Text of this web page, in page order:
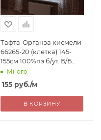
Тафта-Органза кисмели
66265-20 (клетка) 145-
155см 100%пэ б/ут. Б/Б
Турция 155= уценка
Много
155руб./м
В КОРЗИНУ